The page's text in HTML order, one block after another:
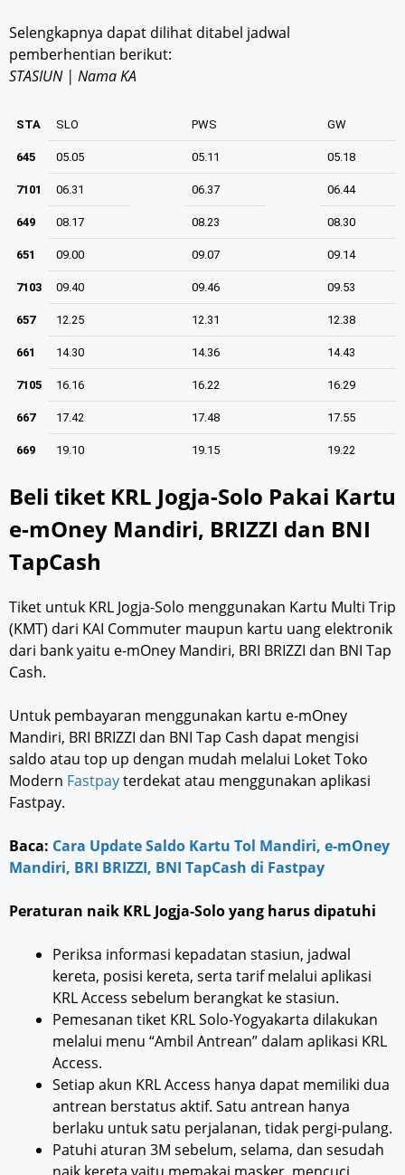
Selengkapnya dapat dilihat ditabel jadwal
pemberhentian berikut:
STASIUN | Nama KA
STA
645
7101
649
651
7103
657
661
7105
667
669
SLO
05.05
06.31
08.17
09.00
09.40
12.25
14.30
16.16
17.42
19.10
PWS
05.11
06.37
08.23
09.07
09.46
12.31
14.36
16.22
17.48
19.15
GW
05.18
06.44
08.30
09.14
09.53
12.38
14.43
16.29
17.55
19.22
Beli tiket KRL Jogja-Solo Pakai Kartu
e-mOney Mandiri, BRIZZI dan BNI
TapCash
Tiket untuk KRL Jogja-Solo menggunakan Kartu Multi Trip
(KMT) dari KAI Commuter maupun kartu uang elektronik
dari bank yaitu e-mOney Mandiri, BRI BRIZZI dan BNI Tap
Cash.
Untuk pembayaran menggunakan kartu e-mOney
Mandiri, BRI BRIZZI dan BNI Tap Cash dapat mengisi
saldo atau top up dengan mudah melalui Loket Toko
Modern Fastpayterdekat atau menggunakan aplikasi
Fastpay.
Baca: Cara Update Saldo Kartu Tol Mandiri, e-mOney
Mandiri, BRI BRIZZI, BNI TapCash di Fastpay
Peraturan naik KRL Jogja-Solo yang harus dipatuhi
Periksa informasi kepadatan stasiun, jadwal
kereta, posisi kereta, serta tarif melalui aplikasi
KRL Access sebelum berangkat ke stasiun.
Pemesanan tiket KRL Solo-Yogyakarta dilakukan
melalui menu “Ambil Antrean” dalam aplikasi KRL
Access.
Setiap akun KRL Access hanya dapat memiliki dua
antrean berstatus aktif. Satu antrean hanya
berlaku untuk satu perjalanan, tidak pergi-pulang.
Patuhi aturan 3M sebelum, selama, dan sesudah